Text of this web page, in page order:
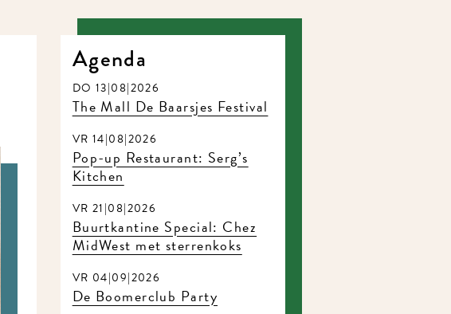
Agenda
DO 13|08|2026
The Mall De Baarsjes Festival
VR 14|08|2026
Pop-up Restaurant: Serg’s
Kitchen
VR 21|08|2026
Buurtkantine Special: Chez
MidWest met sterrenkoks
VR 04|09|2026
De Boomerclub Party